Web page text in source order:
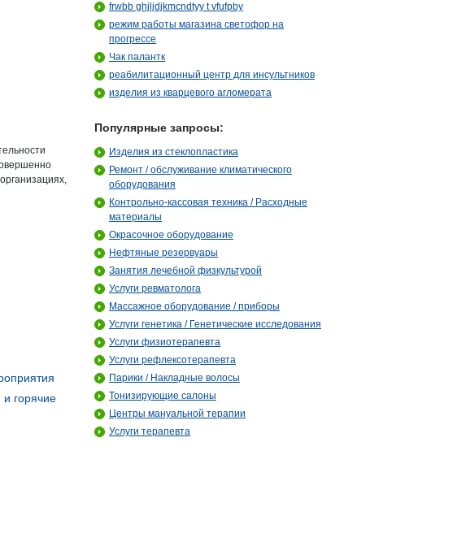
горячие
frwbb ghjljdjkmcndtyy t vfufpby
режим работы магазина светофор на
прогрессе
Чак палантк
реабилитационный центр для инсультников
изделия из кварцевого агломерата
Популярные запросы:
Изделия из стеклопластика
Ремонт / обслуживание климатического
оборудования
Контрольно-кассовая техника / Расходные
материалы
Окрасочное оборудование
Нефтяные резервуары
Занятия лечебной физкультурой
Услуги ревматолога
Массажное оборудование / приборы
Услуги генетика / Генетические исследования
Услуги физиотерапевта
Услуги рефлексотерапевта
Парики / Накладные волосы
Тонизирующие салоны
Центры мануальной терапии
Услуги терапевта